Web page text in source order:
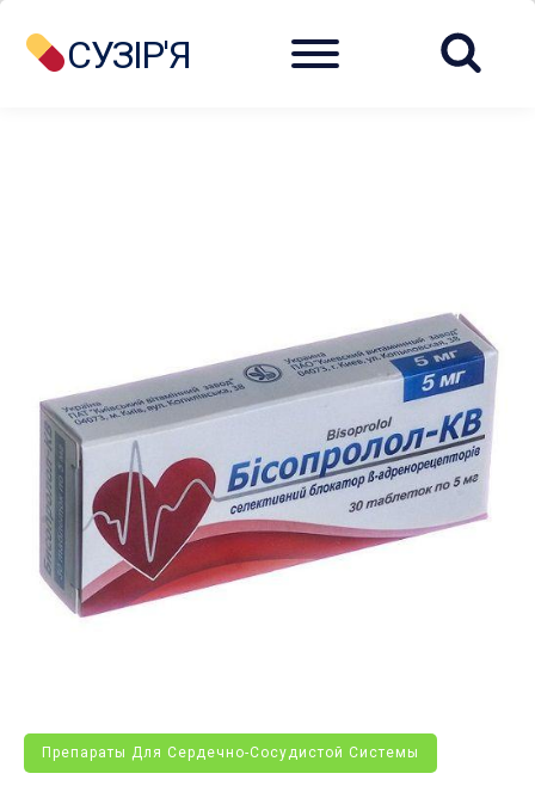
СУЗІР'Я Menu
Препараты Для Сердечно-Сосудистой Системы